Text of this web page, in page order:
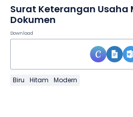
Surat Keterangan
Dokumen
Download
Biru Hitam Modern